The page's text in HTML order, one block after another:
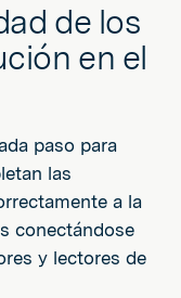
de los
en el
paso para
las
a la
conectándose
y lectores de